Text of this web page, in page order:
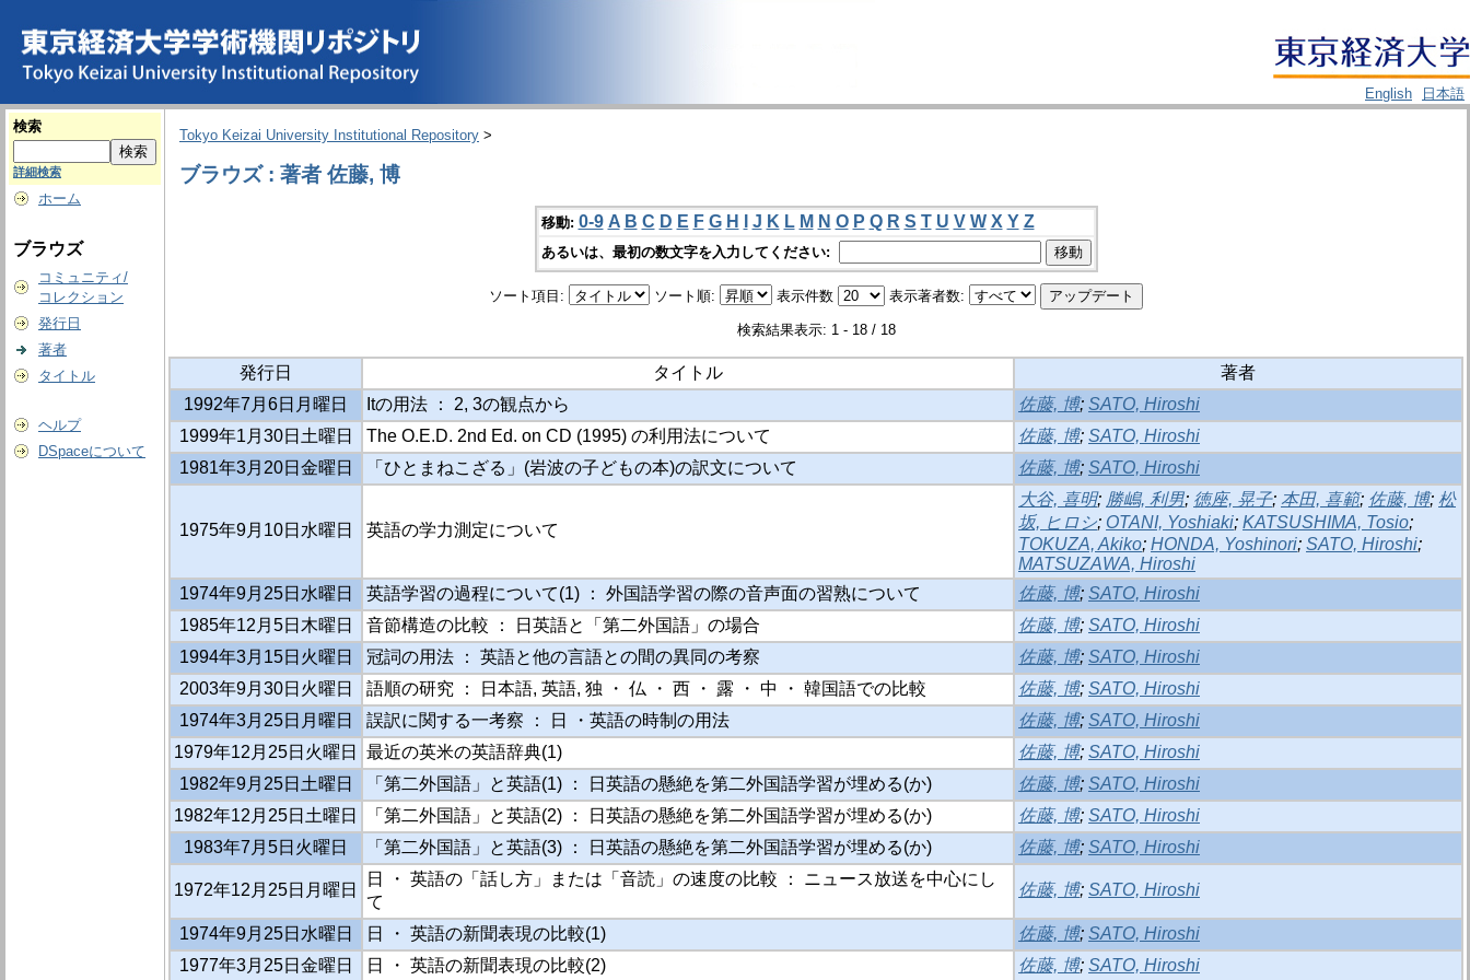
English
日本語
検索
詳細検索
ホーム
ブラウズ
コミュニティ/
コレクション
発行日
著者
タイトル
ヘルプ
DSpaceについて
Tokyo Keizai University Institutional Repository >
ブラウズ : 著者 佐藤, 博
移動: 0-9 A B C D E F G H J K L M N O P Q R S T U V W X Y Z
あるいは、最初の数文字を入力してください:
ソート項目: ソート順: 表示件数 表示著者数:
検索結果表示: 1 - 18 / 18
発行日 タイトル
著者
1992年7月6日月曜日
Itの用法 ： 2, 3の観点から 佐藤, 博; SATO, Hiroshi
1999年1月30日土曜日
The O.E.D. 2nd Ed. on CD (1995) の利用法について 佐藤, 博; SATO, Hiroshi
1981年3月20日金曜日
「ひとまねこざる」(岩波の子どもの本)の訳文について 佐藤, 博; SATO, Hiroshi
1975年9月10日水曜日 英語の学力測定について
大谷, 喜明; 勝嶋, 利男; 徳座, 晃子; 本田, 喜範; 佐藤, 博; 松
坂, ヒロシ; OTANI, Yoshiaki; KATSUSHIMA, Tosio;
TOKUZA, Akiko; HONDA, Yoshinori; SATO, Hiroshi;
MATSUZAWA, Hiroshi
1974年9月25日水曜日
英語学習の過程について(1) ： 外国語学習の際の音声面の習熟について 佐藤, 博; SATO, Hiroshi
1985年12月5日木曜日
音節構造の比較 ： 日英語と「第二外国語」の場合 佐藤, 博; SATO, Hiroshi
1994年3月15日火曜日
冠詞の用法 ： 英語と他の言語との間の異同の考察 佐藤, 博; SATO, Hiroshi
2003年9月30日火曜日
語順の研究 ： 日本語, 英語, 独 ・ 仏 ・ 西 ・ 露 ・ 中 ・ 韓国語での比較 佐藤, 博; SATO, Hiroshi
1974年3月25日月曜日
誤訳に関する一考察 ： 日 ・英語の時制の用法 佐藤, 博; SATO, Hiroshi
1979年12月25日火曜日
最近の英米の英語辞典(1) 佐藤, 博; SATO, Hiroshi
1982年9月25日土曜日
「第二外国語」と英語(1) ： 日英語の懸絶を第二外国語学習が埋める(か) 佐藤, 博; SATO, Hiroshi
1982年12月25日土曜日
「第二外国語」と英語(2) ： 日英語の懸絶を第二外国語学習が埋める(か) 佐藤, 博; SATO, Hiroshi
1983年7月5日火曜日
「第二外国語」と英語(3) ： 日英語の懸絶を第二外国語学習が埋める(か) 佐藤, 博; SATO, Hiroshi
1972年12月25日月曜日
日 ・ 英語の「話し方」または「音読」の速度の比較 ： ニュース放送を中心にし
て
佐藤, 博; SATO, Hiroshi
1974年9月25日水曜日 日 ・ 英語の新聞表現の比較(1) 佐藤, 博; SATO, Hiroshi
1977年3月25日金曜日
日 ・ 英語の新聞表現の比較(2) 佐藤, 博; SATO, Hiroshi